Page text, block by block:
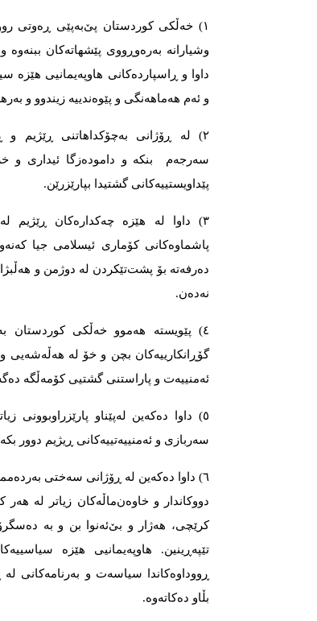
١) خەڵکی کوردستان پێ‌بەپێی ڕەوتی
وشیارانە بەرەوڕووی پێشهاتەکان
داوا و ڕاسپاردەکانی هاوپەیمانیی هێزە
و ئەم هەماهەنگی و پێوەندییە زیندوو و
٢) لە ڕۆژانی بەچۆکداهاتنی ڕێژیم و
سەرجەم بنکە و دامودەزگا ئیداری و
پێداویستییەکانی گشتیدا بپارێزرێن.
٣) داوا لە هێزە چەکدارەکان ڕێژیم
پاشماوەکانی کۆماری ئیسلامی جیا
دەرفەتە بۆ پشت‌تێکردن لە دوژمن و
نەدەن.
٤) پێویستە هەموو خەڵکی کوردستان
گۆڕانکارییەکان بچن و خۆ لە هەڵەشەیی
ئەمنییەت و پاراستنی گشتیی کۆمەڵگە
٥) داوا دەکەین لەپێناو پارێزراوبوونی
سەربازی و ئەمنییەتییەکانی ڕیژیم دوور
٦) داوا دەکەین لە ڕۆژانی سەختی
دووکاندار و خاوەن‌ماڵەکان زیاتر لە هەر
کرێچی، هەژار و بێ‌ئەنوا بن و بە
تێپەڕینین. هاوپەیمانیی هێزە
ڕووداوەکاندا سیاسەت و بەرنامەکانی
بڵاو دەکاتەوە.